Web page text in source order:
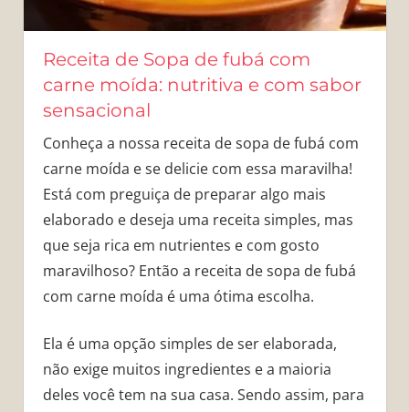
Receita de Sopa de fubá com
carne moída: nutritiva e com sabor
sensacional
Conheça a nossa receita de sopa de fubá com
carne moída e se delicie com essa maravilha!
Está com preguiça de preparar algo mais
elaborado e deseja uma receita simples, mas
que seja rica em nutrientes e com gosto
maravilhoso? Então a receita de sopa de fubá
com carne moída é uma ótima escolha.
Ela é uma opção simples de ser elaborada,
não exige muitos ingredientes e a maioria
deles você tem na sua casa. Sendo assim, para